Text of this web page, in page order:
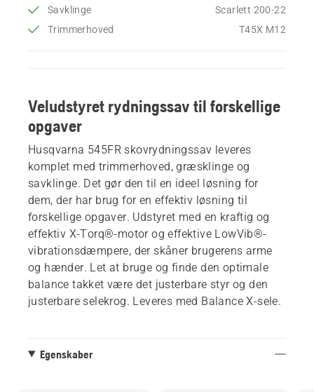
Savklinge
Scarlett 200-22
Trimmerhoved
T45X M12
Veludstyret rydningssav til forskellige
opgaver
Husqvarna 545FR skovrydningssav leveres
komplet med trimmerhoved, græsklinge og
savklinge. Det gør den til en ideel løsning for
dem, der har brug for en effektiv løsning til
forskellige opgaver. Udstyret med en kraftig og
effektiv X-Torq®-motor og effektive LowVib®-
vibrationsdæmpere, der skåner brugerens arme
og hænder. Let at bruge og finde den optimale
balance takket være det justerbare styr og den
justerbare selekrog. Leveres med Balance X-sele.
Egenskaber